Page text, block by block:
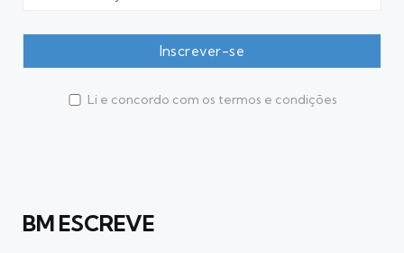
Li e concordo com os termos e condições
BM ESCREVE